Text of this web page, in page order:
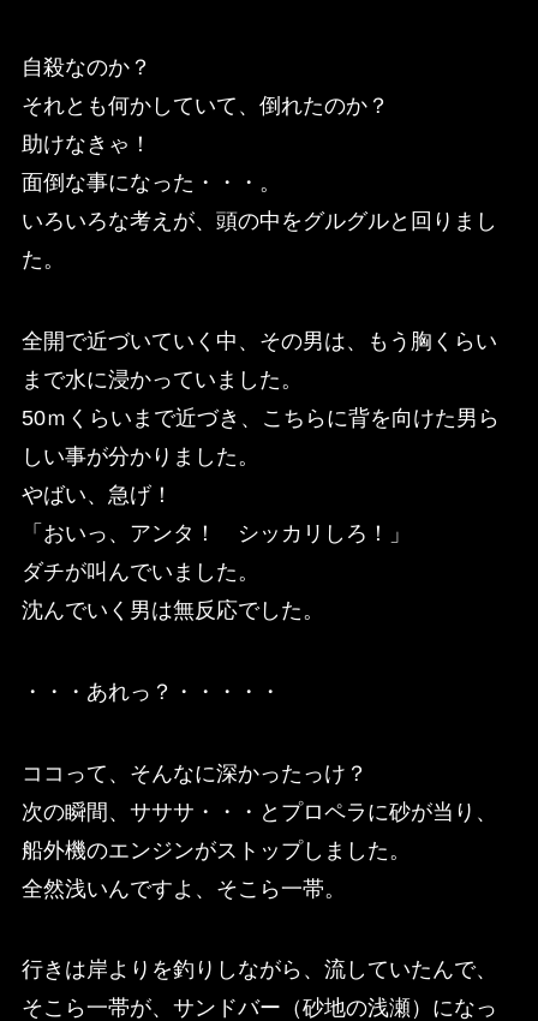
自殺なのか？
それとも何かしていて、倒れたのか？
助けなきゃ！
面倒な事になった・・・。
いろいろな考えが、頭の中をグルグルと回りまし
た。
全開で近づいていく中、その男は、もう胸くらい
まで水に浸かっていました。
50ｍくらいまで近づき、こちらに背を向けた男ら
しい事が分かりました。
やばい、急げ！
「おいっ、アンタ！ シッカリしろ！」
ダチが叫んでいました。
沈んでいく男は無反応でした。
・・・あれっ？・・・・・
ココって、そんなに深かったっけ？
次の瞬間、サササ・・・とプロペラに砂が当り、
船外機のエンジンがストップしました。
全然浅いんですよ、そこら一帯。
行きは岸よりを釣りしながら、流していたんで、
そこら一帯が、サンドバー（砂地の浅瀬）になっ